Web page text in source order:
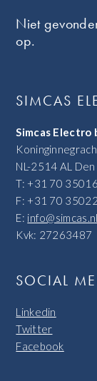
Niet
op.
SIMCAS
Simcas Electro
NL-2514 AL Den
T: +31 70
F: +31 70
E: info@simcas.nl
Kvk: 27263487
SOCIAL
Linkedin
Twitter
Facebook